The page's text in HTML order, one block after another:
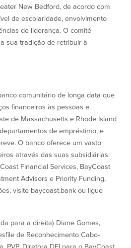
Programas de
educação
New Bedford, de acordo com
de escolaridade, envolvimento
de liderança. O comité
sua tradição de retribuir à
comunitário de longa data que
financeiros às pessoas e
de Massachusetts e Rhode Island
de empréstimo, e
O banco oferece um vasto
através das suas subsidiárias:
Financial Services, BayCoast
Advisors e Priority Funding,
visite baycoast.bank ou ligue
para a direita) Diane Gomes,
de Reconhecimento Cabo-